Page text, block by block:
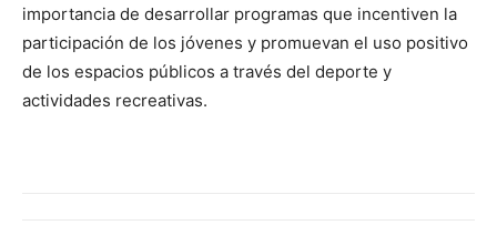
importancia de desarrollar programas que incentiven la
participación de los jóvenes y promuevan el uso positivo
de los espacios públicos a través del deporte y
actividades recreativas.